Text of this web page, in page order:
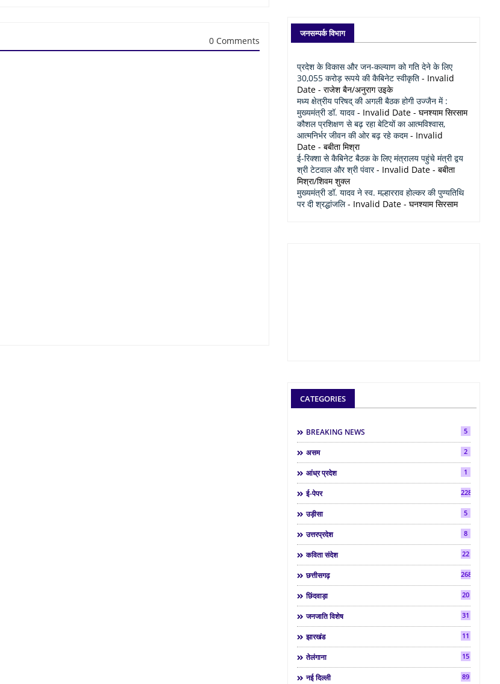
0 Comments
जनसम्पर्क विभाग
प्रदेश के विकास और जन-कल्याण को गति देने के लिए
30,055 करोड़ रूपये की कैबिनेट स्वीकृति - Invalid
Date - राजेश बैन/अनुराग उइके
मध्य क्षेत्रीय परिषद् की अगली बैठक होगी उज्जैन में :
मुख्यमंत्री डॉ. यादव - Invalid Date - घनश्याम सिरसाम
कौशल प्रशिक्षण से बढ़ रहा बेटियों का आत्मविश्वास,
आत्मनिर्भर जीवन की ओर बढ़ रहे कदम- Invalid
Date - बबीता मिश्रा
ई-रिक्शा से कैबिनेट बैठक के लिए मंत्रालय पहुंचे मंत्री द्वय
श्री टेटवाल और श्री पंवार- Invalid Date - बबीता
मिश्रा/शिवम शुक्ल
मुख्यमंत्री डॉ. यादव ने स्व. मल्हारराव होल्कर की पुण्यतिथि
पर दी श्रद्धांजलि- Invalid Date - घनश्याम सिरसाम
CATEGORIES
BREAKING NEWS 5
असम 2
आंध्र प्रदेश 1
ई-पेपर 2286
उड़ीसा 5
उत्तरप्रदेश 8
कविता संदेश 22
छत्तीसगढ़ 268
छिंदवाड़ा 20
जनजाति विशेष 31
झारखंड 11
तेलंगाना 15
नई दिल्ली 89